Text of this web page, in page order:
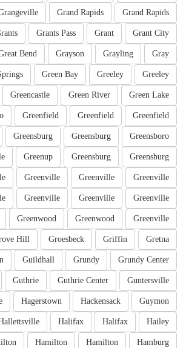
Grand Rapids
Grand Rapids
Grant City
Grant
Grants Pass
Gray
Grayling
Grayson
Bend
Greeley
Greeley
Green Bay
Green Lake
Green River
Greencastle
Greenfield
Greenfield
Greenfield
Greensboro
Greensburg
Greensburg
Greensburg
Greensburg
Greenup
Greenville
Greenville
Greenville
Greenville
Greenville
Greenville
Greenville
Greenwood
Greenwood
Gretna
Griffin
Groesbeck
Hill
Grundy Center
Grundy
Guildhall
Guntersville
Guthrie Center
Guthrie
Guymon
Hackensack
Hagerstown
Hailey
Halifax
Halifax
Hamburg
Hamilton
Hamilton